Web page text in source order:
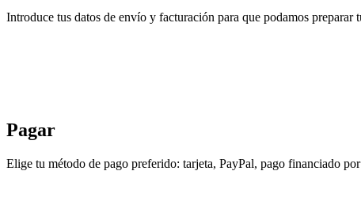
Introduce tus datos de envío y facturación para que podamos preparar
Pagar
Elige tu método de pago preferido: tarjeta, PayPal, pago financiado